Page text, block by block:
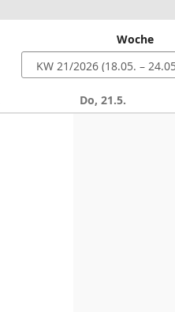
Woche
Do, 21.5.